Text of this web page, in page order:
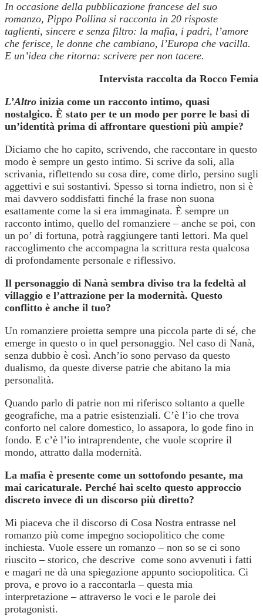
In occasione della pubblicazione francese del suo
romanzo, Pippo Pollina si racconta in 20 risposte
taglienti, sincere e senza filtro: la mafia, i padri, l’amore
che ferisce, le donne che cambiano, l’Europa che vacilla.
E un’idea che ritorna: scrivere per non tacere.
Intervista raccolta da Rocco Femia
L’Altro inizia come un racconto intimo, quasi
nostalgico. È stato per te un modo per porre le basi di
un’identità prima di affrontare questioni più ampie?
Diciamo che ho capito, scrivendo, che raccontare in questo
modo è sempre un gesto intimo. Si scrive da soli, alla
scrivania, riflettendo su cosa dire, come dirlo, persino sugli
aggettivi e sui sostantivi. Spesso si torna indietro, non si è
mai davvero soddisfatti finché la frase non suona
esattamente come la si era immaginata. È sempre un
racconto intimo, quello del romanziere – anche se poi, con
un po’ di fortuna, potrà raggiungere tanti lettori. Ma quel
raccoglimento che accompagna la scrittura resta qualcosa
di profondamente personale e riflessivo.
Il personaggio di Nanà sembra diviso tra la fedeltà al
villaggio e l’attrazione per la modernità. Questo
conflitto è anche il tuo?
Un romanziere proietta sempre una piccola parte di sé, che
emerge in questo o in quel personaggio. Nel caso di Nanà,
senza dubbio è così. Anch’io sono pervaso da questo
dualismo, da queste diverse patrie che abitano la mia
personalità.
Quando parlo di patrie non mi riferisco soltanto a quelle
geografiche, ma a patrie esistenziali. C’è l’io che trova
conforto nel calore domestico, lo assapora, lo gode fino in
fondo. E c’è l’io intraprendente, che vuole scoprire il
mondo, attratto dalla modernità.
La mafia è presente come un sottofondo pesante, ma
mai caricaturale. Perché hai scelto questo approccio
discreto invece di un discorso più diretto?
Mi piaceva che il discorso di Cosa Nostra entrasse nel
romanzo più come impegno sociopolitico che come
inchiesta. Vuole essere un romanzo – non so se ci sono
riuscito – storico, che descrive come sono avvenuti i fatti
e magari ne dà una spiegazione appunto sociopolitica. Ci
prova, e provo io a raccontarla – questa mia
interpretazione – attraverso le voci e le parole dei
protagonisti.